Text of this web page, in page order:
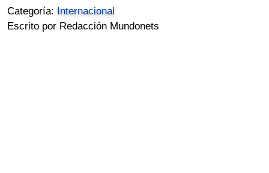
Categoría: Internacional
Escrito por Redacción Mundonets